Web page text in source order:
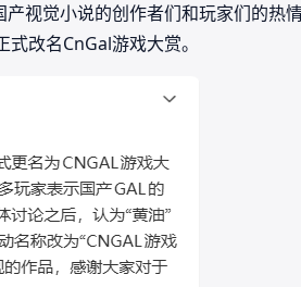
视觉小说的创作者们和玩家们的热
改名CnGal游戏大赏。